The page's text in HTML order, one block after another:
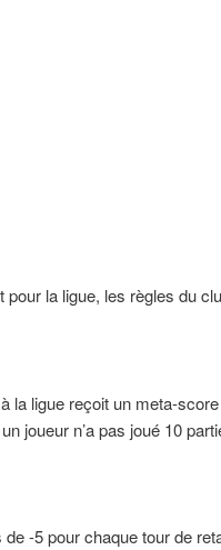
pour la ligue, les règles du
la ligue reçoit un meta-
joueur n’a pas joué 10
-5 pour chaque tour de